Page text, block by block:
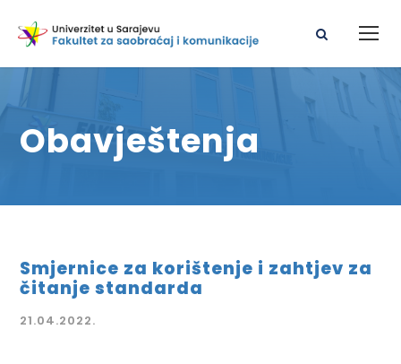
Obavještenja
Smjernice za korištenje i zahtjev za
čitanje standarda
21.04.2022.